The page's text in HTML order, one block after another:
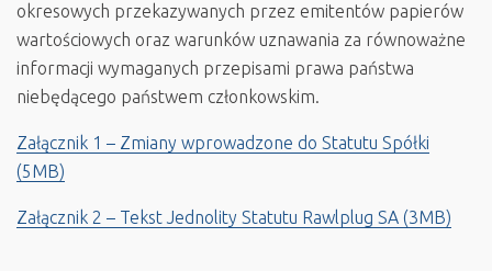
okresowych przekazywanych przez emitentów papierów
wartościowych oraz warunków uznawania za równoważne
informacji wymaganych przepisami prawa państwa
niebędącego państwem członkowskim.
Załącznik 1 – Zmiany wprowadzone do Statutu Spółki
(5MB)
Załącznik 2 – Tekst Jednolity Statutu Rawlplug SA (3MB)